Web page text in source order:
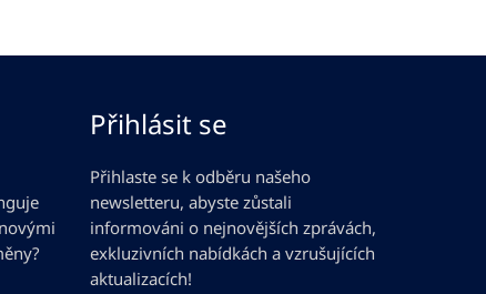
Přihlásit se
Přihlaste se k odběru našeho
newsletteru, abyste zůstali
informováni o nejnovějších zprávách,
exkluzivních nabídkách a vzrušujících
aktualizacích!